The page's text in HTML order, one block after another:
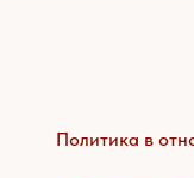
Политика в